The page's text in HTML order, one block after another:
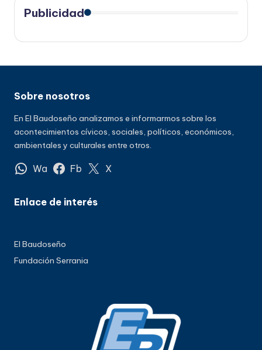
Publicidad
Sobre nosotros
En El Baudoseño analizamos e informarmos sobre los
acontecimientos cívicos, sociales, políticos, económicos,
ambientales y culturales entre otros.
Wa Fb X
Enlace de interés
El Baudoseño
Fundación Serrania